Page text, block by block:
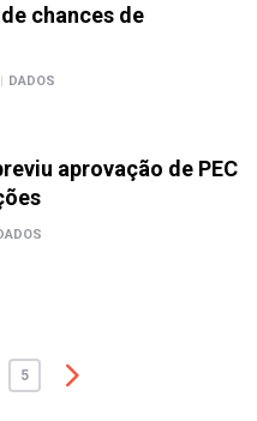
chances de
| DADOS
aprovação de PEC
5